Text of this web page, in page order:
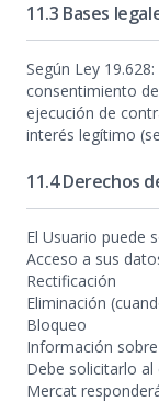
11.3 Bases
Según Ley 19.628:
consentimiento
ejecución de
interés legítimo
11.4 Derechos
El Usuario puede
Acceso a sus
Rectificación
Eliminación
Bloqueo
Información
Debe solicitarlo al
Mercat